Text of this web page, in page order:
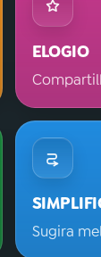
ELOGIO
Sugira